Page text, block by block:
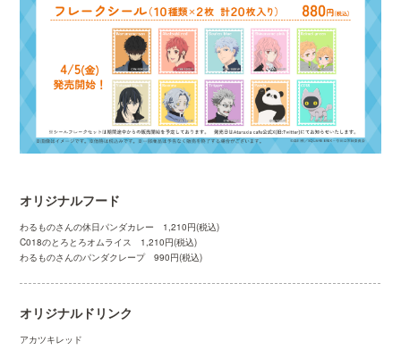
オリジナルフード
わるものさんの休日パンダカレー 1,210円(税込)
C018のとろとろオムライス 1,210円(税込)
わるものさんのパンダクレープ 990円(税込)
オリジナルドリンク
アカツキレッド